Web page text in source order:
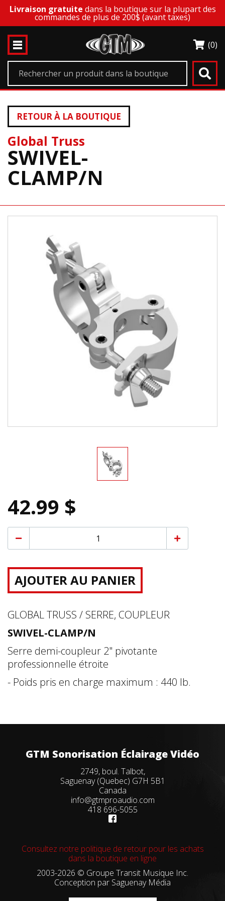
Livraison gratuite dans la boutique sur la plupart des
commandes de plus de 200$ (avant taxes)
(0)
Global Truss
SWIVEL-
CLAMP/N
RETOUR À LA BOUTIQUE
42.99 $
AJOUTER AU PANIER
GLOBAL TRUSS / SERRE, COUPLEUR
SWIVEL-CLAMP/N
Serre demi-coupleur 2" pivotante
professionnelle étroite
- Poids pris en charge maximum : 440 lb.
GTM Sonorisation Éclairage Vidéo
2749, boul. Talbot,
Saguenay (Quebec) G7H 5B1
Canada
info@gtmproaudio.com
418 696-5055
Consultez notre politique de retour pour les achats
dans la boutique en ligne
2003-2026 © Groupe Transit Musique Inc.
Conception par Saguenay Média